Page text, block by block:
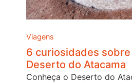
Viagens
6 curiosidades sobre
Deserto do Atacama
Conheça o Deserto do